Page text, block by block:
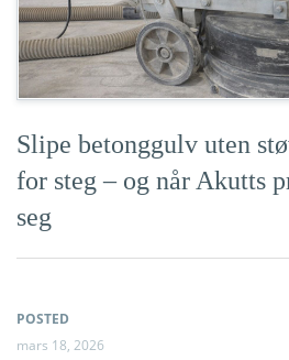
Slipe betonggulv uten
for steg – og når Akutts
seg
POSTED
mars 18, 2026